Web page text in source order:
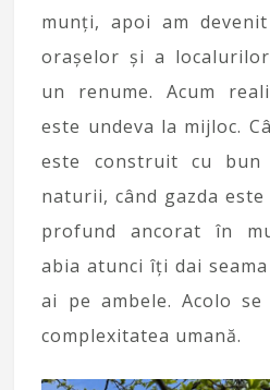
munți, apoi am
orașelor și a
un renume. Acum
este undeva la mijloc.
este construit cu
naturii, când gazda
profund ancorat în
abia atunci îți dai
ai pe ambele. Acolo
complexitatea umană.